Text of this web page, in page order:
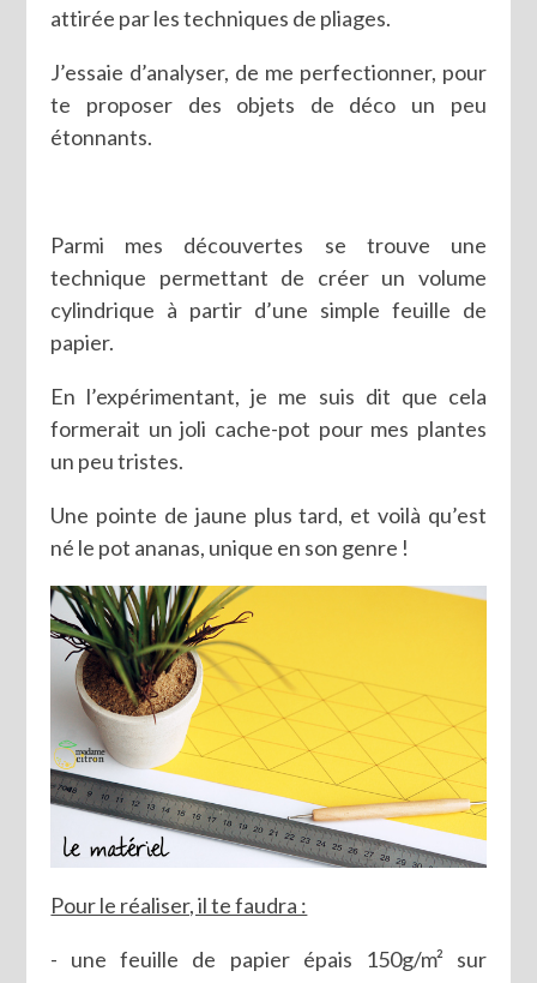
attirée par les techniques de pliages.
J’essaie d’analyser, de me perfectionner, pour
te proposer des objets de déco un peu
étonnants.
Parmi mes découvertes se trouve une
technique permettant de créer un volume
cylindrique à partir d’une simple feuille de
papier.
En l’expérimentant, je me suis dit que cela
formerait un joli cache-pot pour mes plantes
un peu tristes.
Une pointe de jaune plus tard, et voilà qu’est
né le pot ananas, unique en son genre !
Pour le réaliser, il te faudra :
- une feuille de papier épais 150g/m² sur